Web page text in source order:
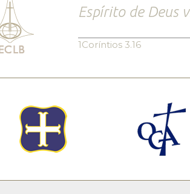
Espírito de Deus
1Coríntios 3.16